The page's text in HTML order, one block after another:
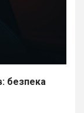
безпека